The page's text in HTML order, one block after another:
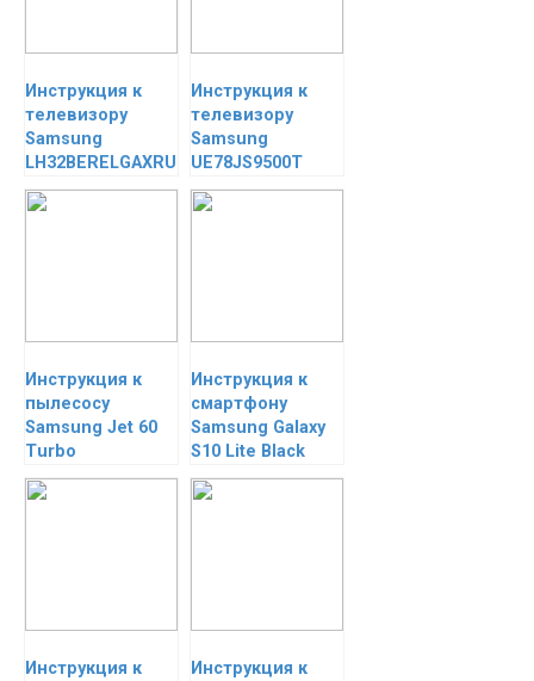
Инструкция к
телевизору
Samsung
LH32BERELGAXRU
Инструкция к
телевизору
Samsung
UE78JS9500T
Инструкция к
пылесосу
Samsung Jet 60
Тurbo
Инструкция к
смартфону
Samsung Galaxy
S10 Lite Black
Инструкция к
Инструкция к